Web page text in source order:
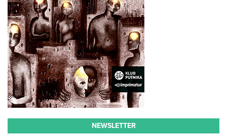
NEWSLETTER